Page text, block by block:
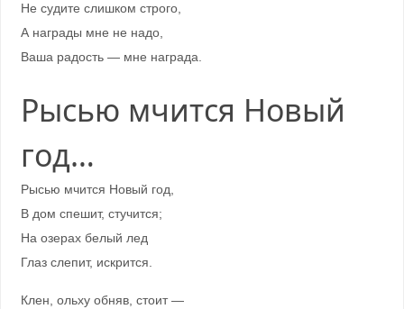
Не судите слишком строго,
А награды мне не надо,
Ваша радость — мне награда.
Рысью мчится Новый
год…
Рысью мчится Новый год,
В дом спешит, стучится;
На озерах белый лед
Глаз слепит, искрится.
Клен, ольху обняв, стоит —